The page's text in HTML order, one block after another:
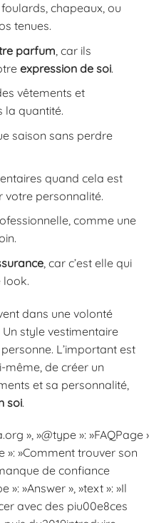
chapeaux, ou
tenues.
parfum , car ils
expression de soi.
vêtements et
la quantité.
saison sans perdre
quand cela est
votre personnalité.
comme une
, car c’est elle qui
look.
dans une volonté
style vestimentaire
L’important est
même, de créer un
et sa personnalité,
soi.
», »@type »: »FAQPage
»: »Comment trouver son
de confiance
»: »Answer », »text »: »Il
avec des piu00e8ces